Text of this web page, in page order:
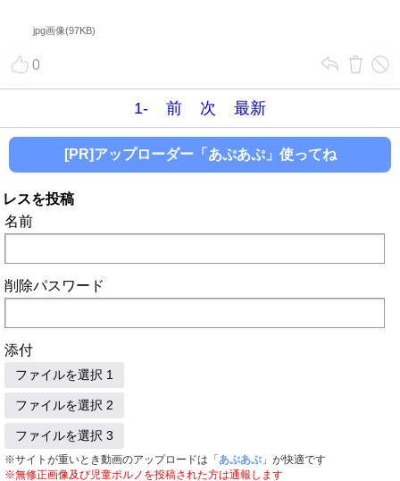
jpg画像(97KB)
0
1- 前 次 最新
[PR]アップローダー「あぷあぷ」使ってね
レスを投稿
名前
削除パスワード
添付
ファイルを選択 1
ファイルを選択 2
ファイルを選択 3
※サイトが重いとき動画のアップロードは「 あぷあぷ 」が快適です
※無修正画像及び児童ポルノを投稿された方は通報します